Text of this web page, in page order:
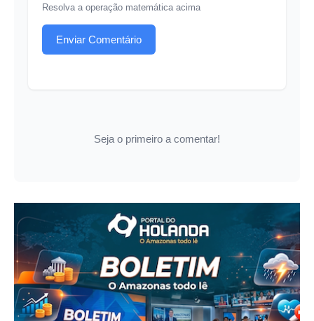
Resolva a operação matemática acima
Enviar Comentário
Seja o primeiro a comentar!